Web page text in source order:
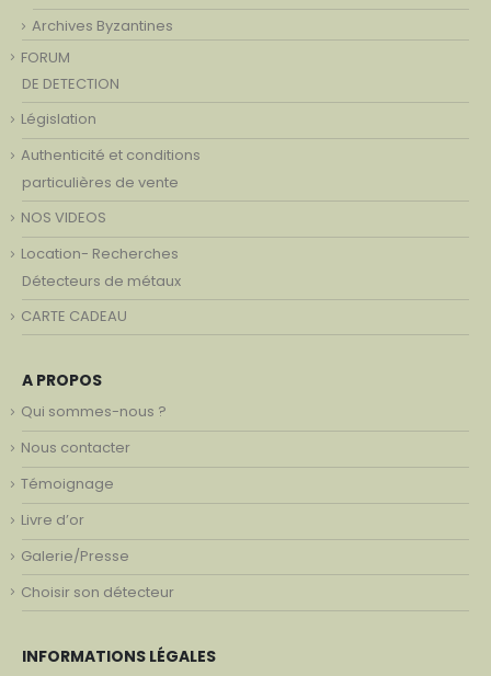
Archives Byzantines
FORUM
DE DETECTION
Législation
Authenticité et conditions
particulières de vente
NOS VIDEOS
Location- Recherches
Détecteurs de métaux
CARTE CADEAU
A PROPOS
Qui sommes-nous ?
Nous contacter
Témoignage
Livre d’or
Galerie/Presse
Choisir son détecteur
INFORMATIONS LÉGALES